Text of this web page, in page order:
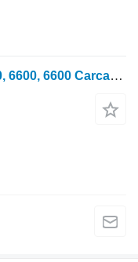
John Deere 6100, 6200, 6300, 6400, 6600, 6600 Carcasa de riel de cambio L76227 para 6100, 6200, 6300, 6400, 6500, 6600, 6506, 6600